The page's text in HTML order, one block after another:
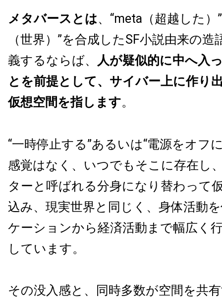
メタバースとは、“meta（超越した）
（世界）”を合成したSF小説由来の
義するならば、
人が疑似的に中へ入
とを前提として、サイバー上に作り
仮想空間を指します。
“一時停止する”あるいは“電源をオフ
感覚はなく、いつでもそこに存在し
ターと呼ばれる分身になり替わって
込み、現実世界と同じく、身体活動
ケーションから経済活動まで幅広く
しています。
その没入感と、同時多数が空間を共